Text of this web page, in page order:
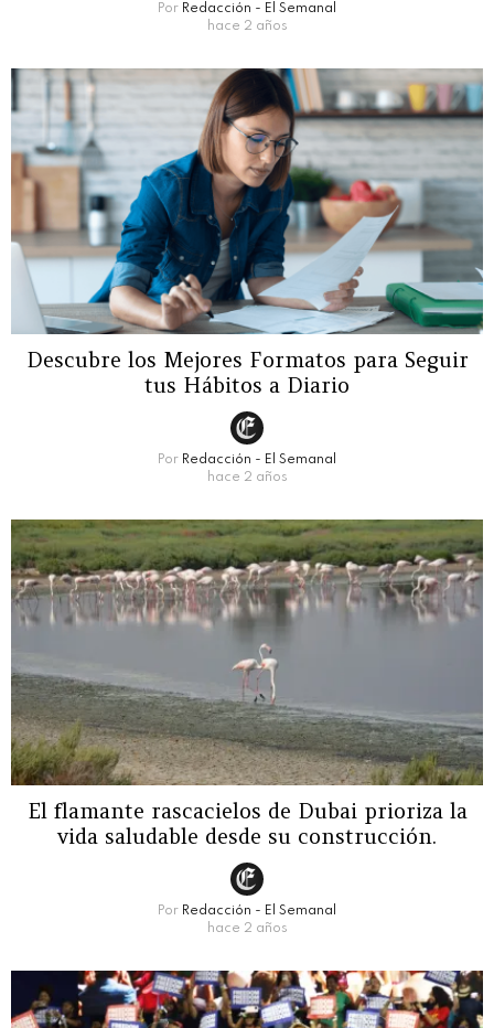
Por Redacción - El Semanal
hace 2 años
Descubre los Mejores Formatos para Seguir
tus Hábitos a Diario
Por Redacción - El Semanal
hace 2 años
El flamante rascacielos de Dubai prioriza la
vida saludable desde su construcción.
Por Redacción - El Semanal
hace 2 años